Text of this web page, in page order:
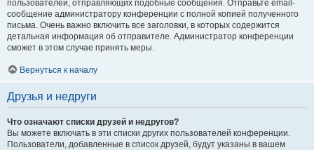
пользователей, отправляющих подобные сообщения. Отправьте email-
сообщение администратору конференции с полной копией полученного
письма. Очень важно включить все заголовки, в которых содержится
детальная информация об отправителе. Администратор конференции
сможет в этом случае принять меры.
Вернуться к началу
Друзья и недруги
Что означают списки друзей и недругов?
Вы можете включать в эти списки других пользователей конференции.
Пользователи, добавленные в список друзей, будут указаны в вашем